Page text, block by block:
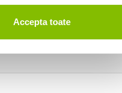
Accepta toate